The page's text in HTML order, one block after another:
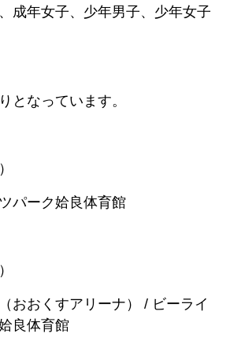
成年女子、少年男子、少年女子
となっています。
パーク姶良体育館
おおくすアリーナ） / ビーライ
良体育館